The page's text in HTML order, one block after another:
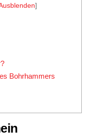
]
Bohrhammers